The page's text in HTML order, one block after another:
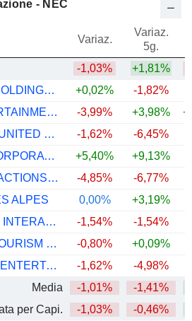
- NEC
Variaz.
Variaz.
5g.
-1,03% +1,81%
LIBERTY LIVE HOLDINGS, INC.
+0,02% -1,82%
SPHERE ENTERTAINMENT CO.
-3,99% +3,98%
MANCHESTER UNITED PLC
-1,62% -6,45%
ROUND ONE CORPORATION
+5,40% +9,13%
PURSUIT ATTRACTIONS AND HOSPITALITY, INC.
-4,85% -6,77%
ALPES
0,00% +3,19%
CORPORACIÓN INTERAMERICANA DE ENTRETENIMIENTO, S.A.B. DE C.V.
-1,54% -1,54%
HUANGSHAN TOURISM DEVELOPMENT CO.,LTD.
-0,80% +0,09%
LUCKY STRIKE ENTERTAINMENT CORPORATION
-1,62% -4,98%
Media
-1,01% -1,41%
per Capi.
-1,03% -0,46%